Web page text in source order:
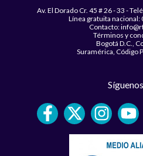
Av. El Dorado Cr. 45 # 26 - 33 -
Línea gratuita
Contacto:
Términos y
Bogotá D.C.,
Suramérica, Código